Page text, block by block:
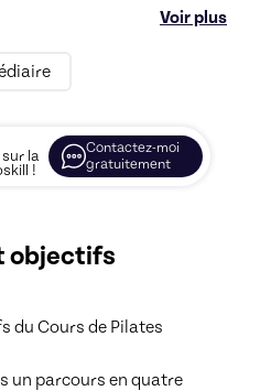
Voir plus
sur la
!
Contactez-moi
gratuitement
objectifs
du Cours de Pilates
un parcours en quatre